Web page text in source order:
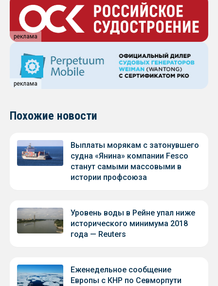
реклама
реклама
Похожие новости
Выплаты морякам с затонувшего
судна «Янина» компании Fesco
станут самыми массовыми в
истории профсоюза
Уровень воды в Рейне упал ниже
исторического минимума 2018
года — Reuters
Еженедельное сообщение
Европы с КНР по Севморпути